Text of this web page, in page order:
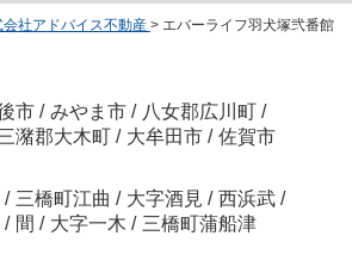
社アドバイス不動産 > エバーライフ羽犬塚弐番館
市 / みやま市 / 八女郡広川町 /
潴郡大木町 / 大牟田市 / 佐賀市
/ 三橋町江曲 / 大字酒見 / 西浜武 /
/ 間 / 大字一木 / 三橋町蒲船津